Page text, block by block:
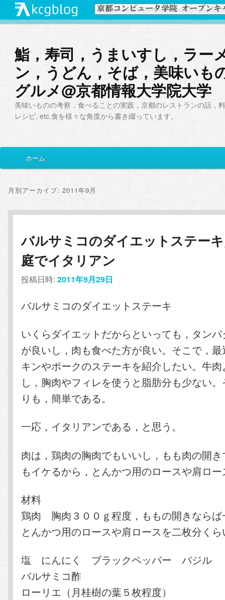
鮨，寿司，うまいすし，ラー
ン，うどん，そば，美味いも
グルメ@京都情報大学院大学
美味いものの考察，食べることの実践，京都のレストランの話，
レシピ, etc.食を様々な角度から書き綴っています。
イ
メ
ン
コ
ン
テ
ン
ツ
へ
動
サ
コ
ン
テ
ン
ツ
へ
移
ホーム
月別アーカイブ:2011年9月
バルサミコのダイエットステー
庭でイタリアン
投稿日時:2011年9月29日
バルサミコのダイエットステーキ
いくらダイエットだからといっても，タン
が良いし，肉も食べた方が良い。そこで，
キンやポークのステーキを紹介したい。牛
し，胸肉やフィレを使うと脂肪分も少ない
りも，簡単である。
一応，イタリアンである，と思う。
肉は，鶏肉の胸肉でもいいし，もも肉の開
もイケるから，とんかつ用のロースや肩ロ
材料
鶏肉 胸肉３００ｇ程度，ももの開きならば
とんかつ用のロースや肩ロースを二枚分く
塩 にんにく ブラックペッパー バジル
バルサミコ酢
ローリエ（月桂樹の葉５枚程度）